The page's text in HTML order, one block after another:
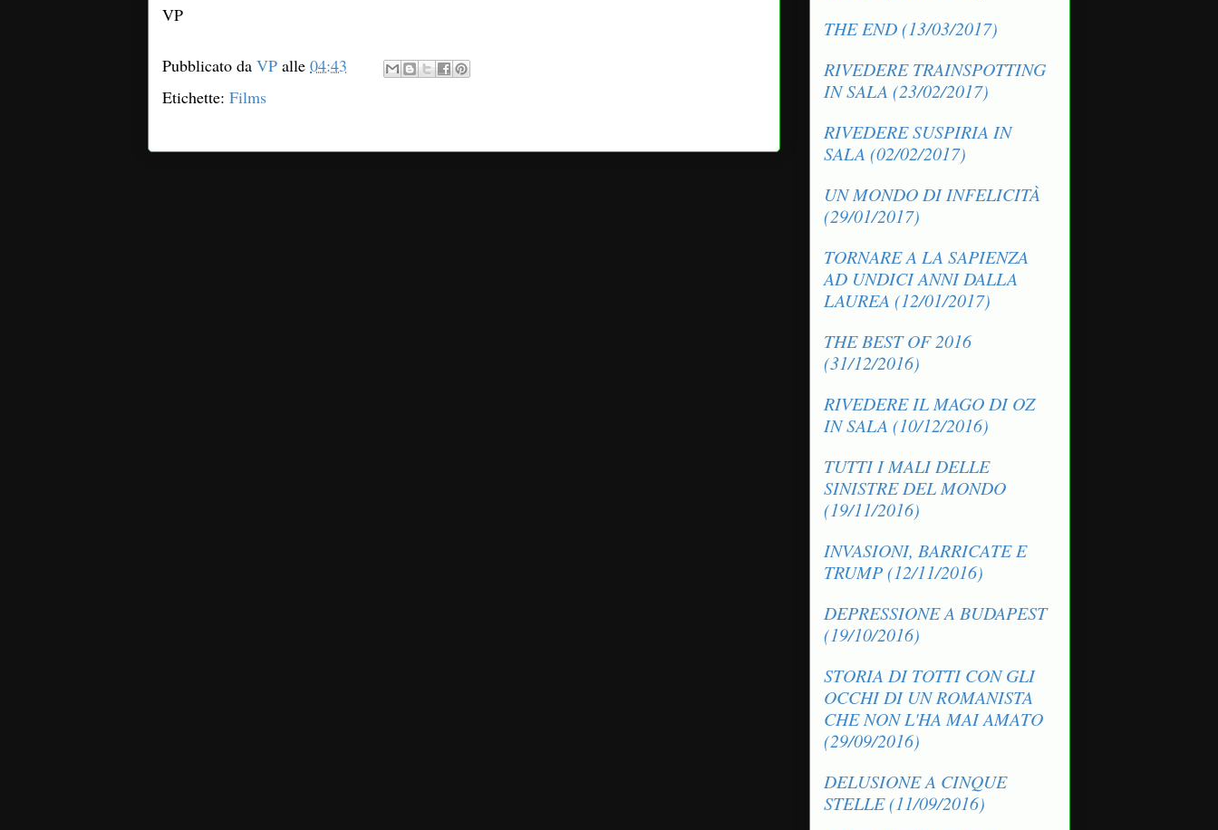
VP
Pubblicato da VP alle 04:43
Etichette: Films
THE END (13/03/2017)
RIVEDERE TRAINSPOTTING
IN SALA (23/02/2017)
RIVEDERE SUSPIRIA IN
SALA (02/02/2017)
UN MONDO DI INFELICITÀ
(29/01/2017)
TORNARE A LA SAPIENZA
AD UNDICI ANNI DALLA
LAUREA (12/01/2017)
THE BEST OF 2016
(31/12/2016)
RIVEDERE IL MAGO DI OZ
IN SALA (10/12/2016)
TUTTI I MALI DELLE
SINISTRE DEL MONDO
(19/11/2016)
INVASIONI, BARRICATE E
TRUMP (12/11/2016)
DEPRESSIONE A BUDAPEST
(19/10/2016)
STORIA DI TOTTI CON GLI
OCCHI DI UN ROMANISTA
CHE NON L'HA MAI AMATO
(29/09/2016)
DELUSIONE A CINQUE
STELLE (11/09/2016)